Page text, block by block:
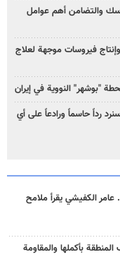
والتضامن أهم عوامل
فيروسات موجهة لعلاج
"بوشهر" النووية في إيران
رداً حاسماً ورادعاً على أي
الكفيشي يقرأ ملامح
بأكملها والمقاومة